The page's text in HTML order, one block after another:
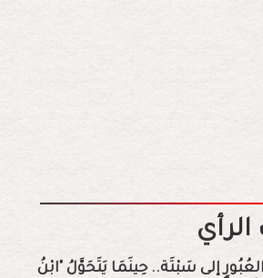
إلى سَبْتَة.. حِينَمَا يَتَحَوَّلُ "ابْنُ